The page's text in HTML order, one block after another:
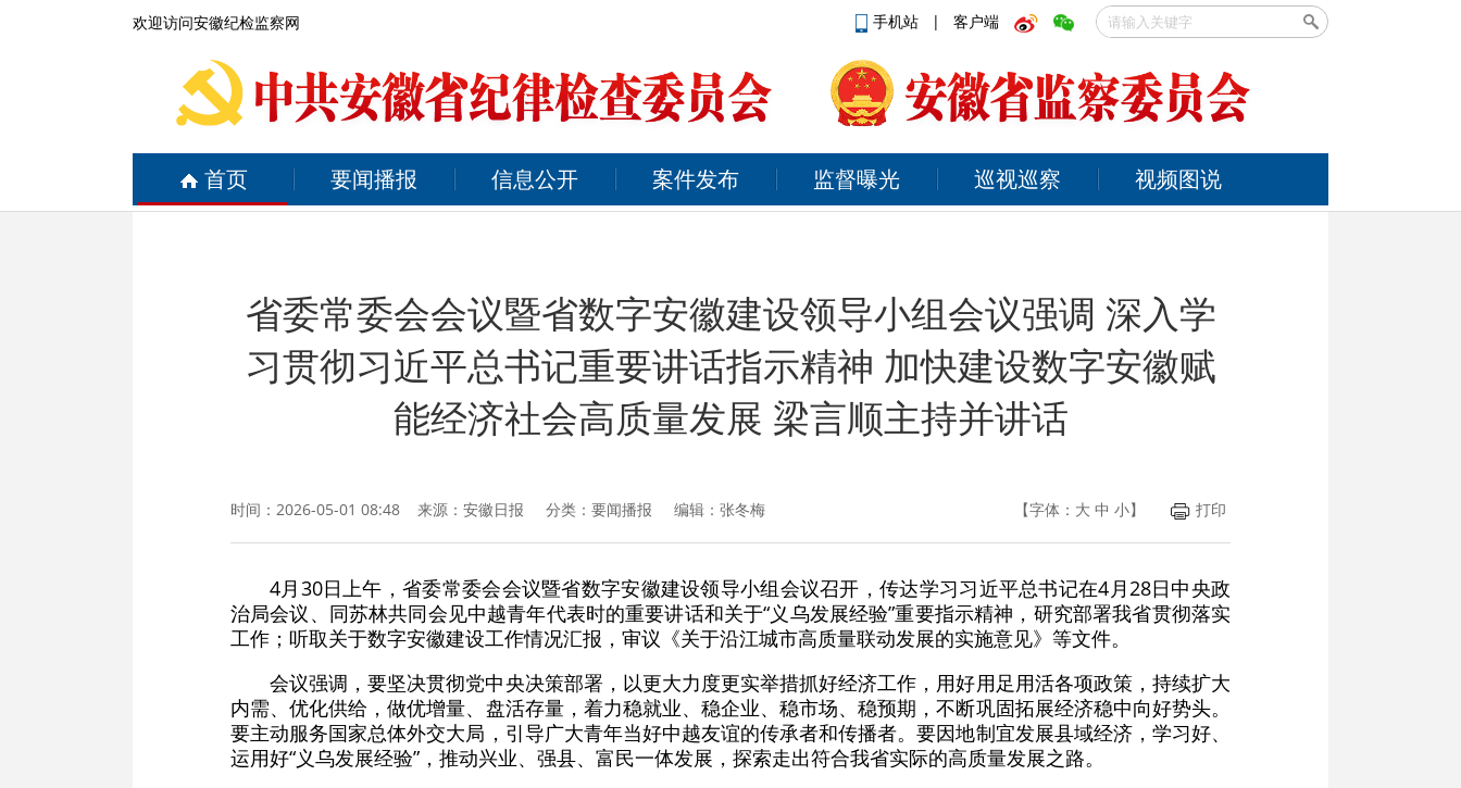
欢迎访问安徽纪检监察网 手机站 | 客户端
首页 要闻播报 信息公开 案件发布 监督曝光 巡视巡察 视频图说
省委常委会会议暨省数字安徽建设领导小组会议强调 深入学
习贯彻习近平总书记重要讲话指示精神 加快建设数字安徽赋
能经济社会高质量发展 梁言顺主持并讲话
时间：2026-05-01 08:48 来源： 安徽日报 分类：要闻播报 编辑：张冬梅 【字体： 大 中 小】 打印
4月30日上午，省委常委会会议暨省数字安徽建设领导小组会议召开，传达学习习近平总书记在4月28日中央政
治局会议、同苏林共同会见中越青年代表时的重要讲话和关于“义乌发展经验”重要指示精神，研究部署我省贯彻落实
工作；听取关于数字安徽建设工作情况汇报，审议《关于沿江城市高质量联动发展的实施意见》等文件。
会议强调，要坚决贯彻党中央决策部署，以更大力度更实举措抓好经济工作，用好用足用活各项政策，持续扩大
内需、优化供给，做优增量、盘活存量，着力稳就业、稳企业、稳市场、稳预期，不断巩固拓展经济稳中向好势头。
要主动服务国家总体外交大局，引导广大青年当好中越友谊的传承者和传播者。要因地制宜发展县域经济，学习好、
运用好“义乌发展经验”，推动兴业、强县、富民一体发展，探索走出符合我省实际的高质量发展之路。